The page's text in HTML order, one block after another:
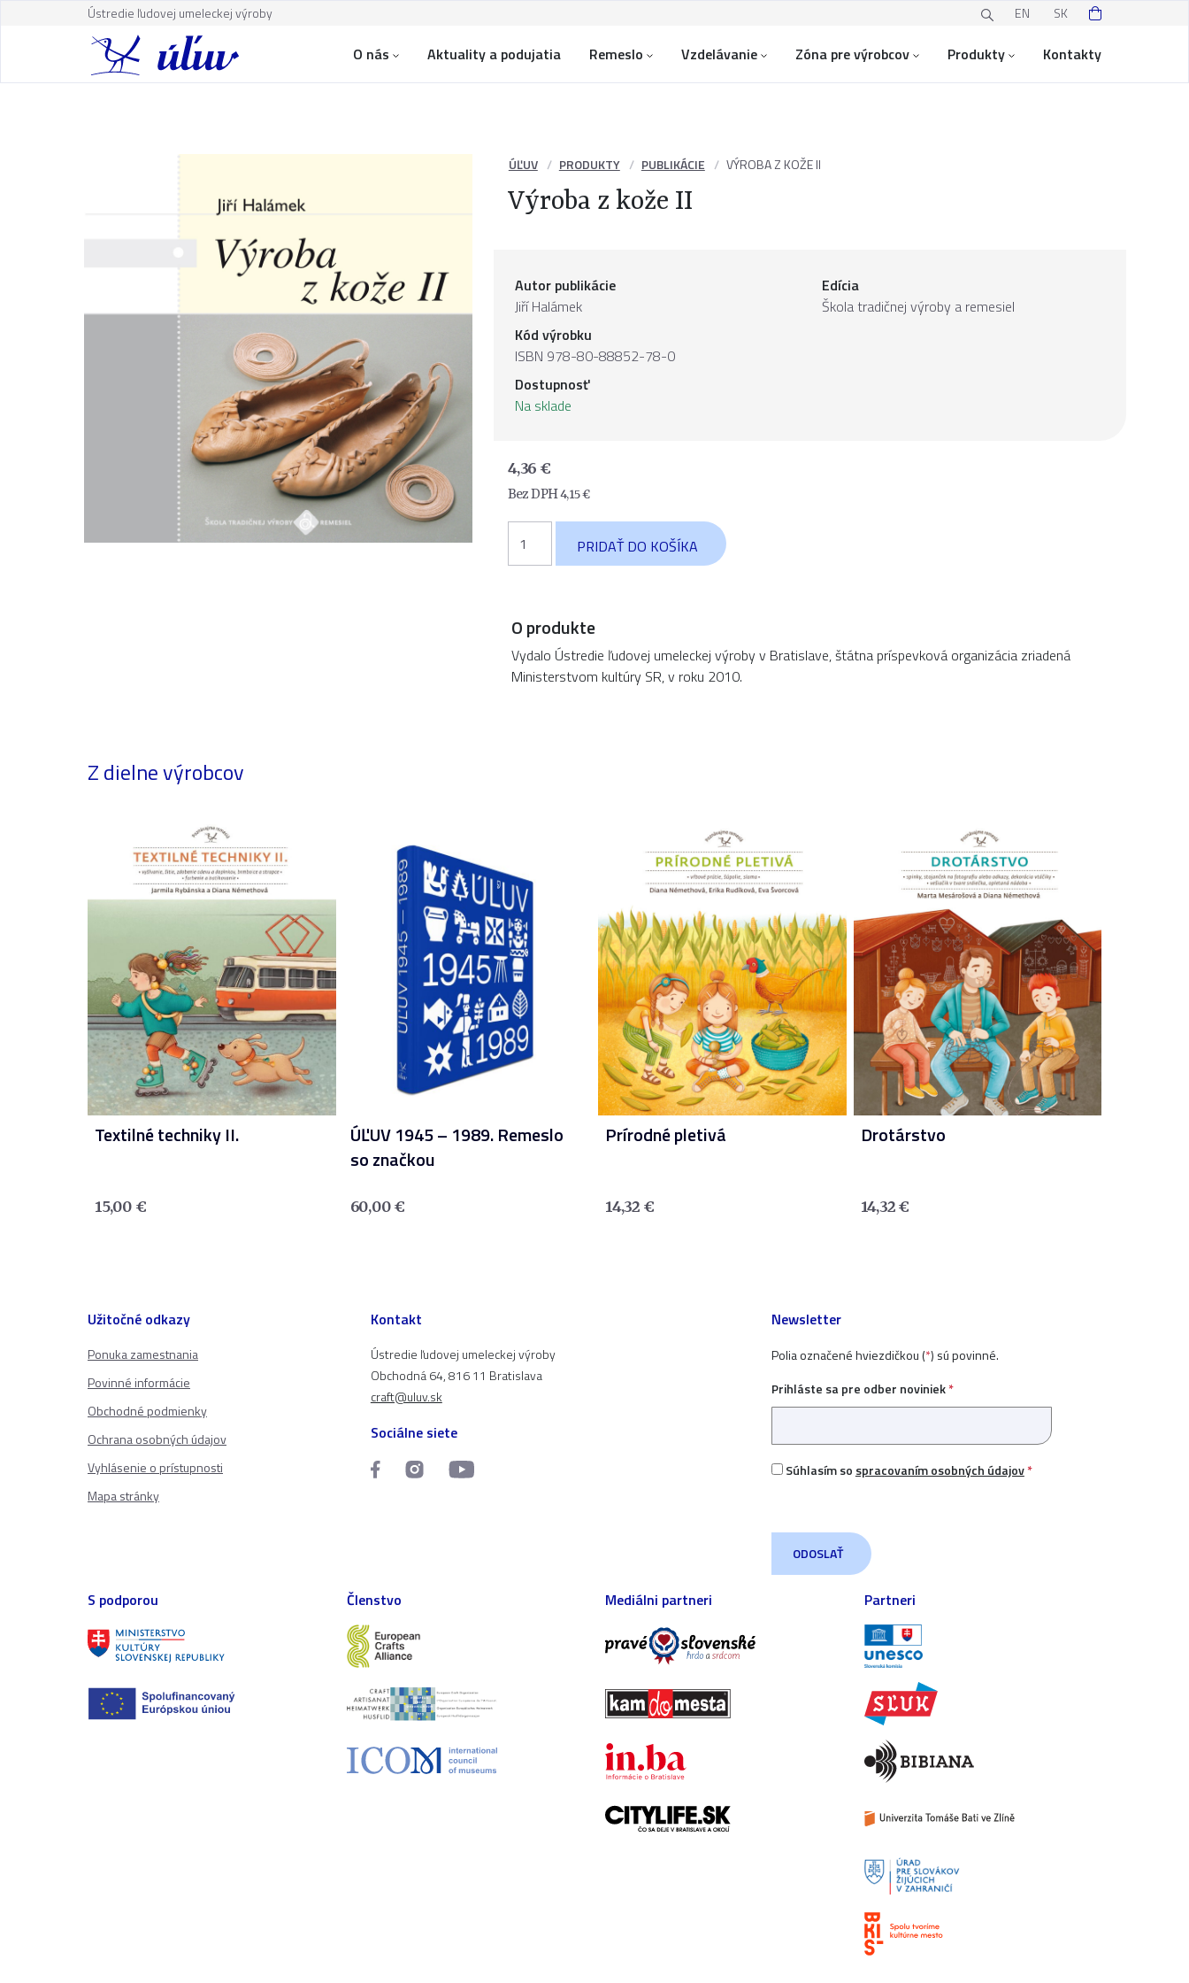
Ústredie ľudovej umeleckej výroby EN SK
O nás Aktuality a podujatia Remeslo Vzdelávanie Zóna pre výrobcov Produkty Kontakty
ÚĽUV PRODUKTY PUBLIKÁCIE VÝROBA Z KOŽE II
Výroba z kože II
4,36 €
Bez DPH4,15€
Výroba
z
PRIDAŤ DO KOŠÍKA
Autor publikácie
Jiří Halámek
Kód výrobku
ISBN 978-80-88852-78-0
Dostupnosť
Na sklade
Edícia
Škola tradičnej výroby a remesiel
O produkte
Vydalo Ústredie ľudovej umeleckej výroby v Bratislave, štátna príspevková organizácia zriadená
Ministerstvom kultúry SR, v roku 2010.
Z dielne výrobcov
Textilné techniky II.
15,00 €
ÚĽUV 1945 – 1989. Remeslo
so značkou
60,00€
Prírodné pletivá
14,32 €
Drotárstvo
14,32€
Užitočné odkazy
Ponuka zamestnania
Povinné informácie
Obchodné podmienky
Ochrana osobných údajov
Vyhlásenie o prístupnosti
Mapa stránky
Kontakt
Ústredie ľudovej umeleckej výroby
Obchodná 64, 816 11 Bratislava
craft@uluv.sk
Sociálne siete
Newsletter
Polia označené hviezdičkou (*) sú povinné.
Prihláste sa pre odber noviniek*
Súhlasím so spracovaním osobných údajov*
S podporou Členstvo Mediálni partneri Partneri